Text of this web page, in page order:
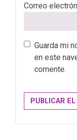
Correo
Guarda mi
en este
comente.